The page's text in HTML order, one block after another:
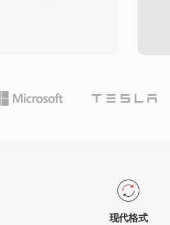
立体声使用192-
优雅降级对无线信
及在欧洲和亚洲广
现代格式